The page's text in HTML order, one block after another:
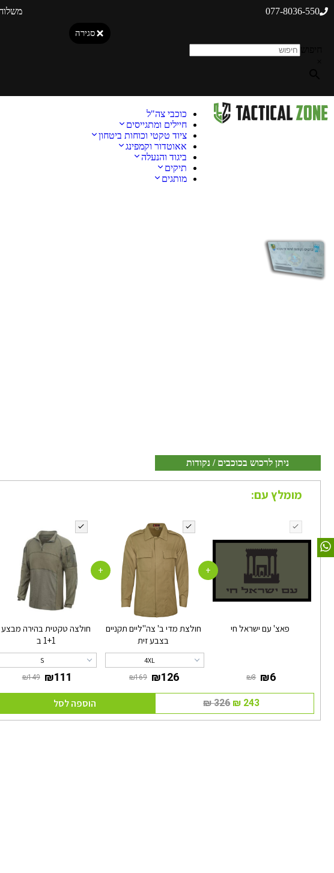
077-8036-550 משלוח
סגירה
כוכבי צה"ל
חיילים ומתגייסים
ציוד טקטי וכוחות ביטחון
אאוטדור וקמפינג
ביגוד והנעלה
תיקים
מותגים
ניתן לרכוש בכוכבים / נקודות
מומלץ עם:
פאצ' עם ישראל חי
‏8 ₪
+
חולצת מדי ב' צה"ליים תקניים
בצבע זית
4XL
+
חולצה טקטית בהירה מבצע
1+1 ב
S
‏149 ₪
‏326 ₪ הוספה לסל